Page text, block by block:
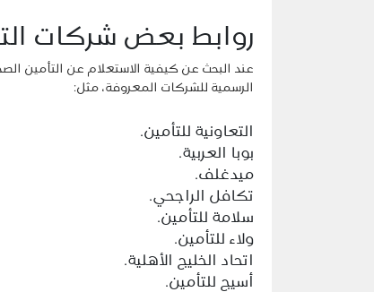
روابط بعض شركات
عند البحث عن كيفية الاستعلام عن التأمين
الرسمية للشركات المعروفة، مثل:
التعاونية للتأمين.
بوبا العربية.
ميدغلف.
تكافل الراجحي.
سلامة للتأمين.
ولاء للتأمين.
اتحاد الخليج الأهلية.
أسيج للتأمين.